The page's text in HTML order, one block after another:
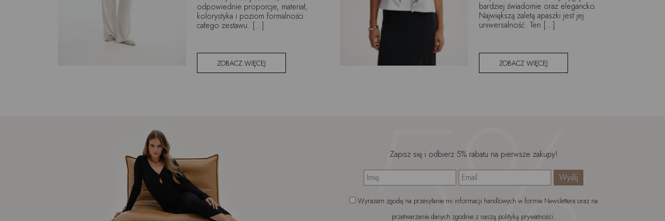
odpowiednie proporcje, materiał,
kolorystyka i poziom formalności
całego zestawu. […]
ZOBACZ WIĘCEJ
bardziej świadomie oraz elegancko.
Największą zaletą apaszki jest jej
uniwersalność. Ten […]
ZOBACZ WIĘCEJ
Zapisz się i odbierz 5% rabatu na pierwsze zakupy!
Wyrażam zgodę na przesyłanie mi informacji handlowych w formie Newslettera oraz na
przetwarzanie danych zgodnie z naszą polityką prywatności.